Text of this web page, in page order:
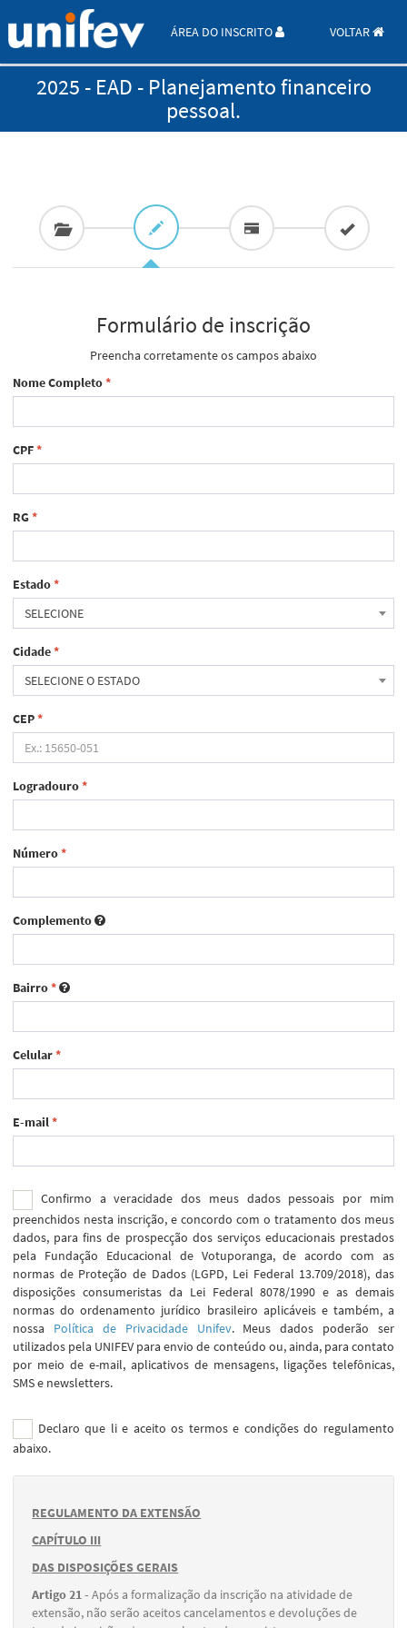
ÁREA DO INSCRITO VOLTAR
2025 - EAD - Planejamento financeiro
pessoal.
Formulário de inscrição
Preencha corretamente os campos abaixo
Nome Completo*
CPF*
RG*
Estado*
SELECIONE
Cidade*
SELECIONE O ESTADO
CEP*
Logradouro*
Número*
Complemento
Bairro*
Celular*
E-mail*
Confirmo a veracidade dos meus dados pessoais por mim
preenchidos nesta inscrição, e concordo com o tratamento dos meus
dados, para fins de prospecção dos serviços educacionais prestados
pela Fundação Educacional de Votuporanga, de acordo com as
normas de Proteção de Dados (LGPD, Lei Federal 13.709/2018), das
disposições consumeristas da Lei Federal 8078/1990 e as demais
normas do ordenamento jurídico brasileiro aplicáveis e também, a
nossa Política de Privacidade Unifev. Meus dados poderão ser
utilizados pela UNIFEV para envio de conteúdo ou, ainda, para contato
por meio de e-mail, aplicativos de mensagens, ligações telefônicas,
SMS e newsletters.
Declaro que li e aceito os termos e condições do regulamento
abaixo.
REGULAMENTO DA EXTENSÃO
CAPÍTULO III
DAS DISPOSIÇÕES GERAIS
Artigo 21 -Após a formalização da inscrição na atividade de
extensão, não serão aceitos cancelamentos e devoluções de